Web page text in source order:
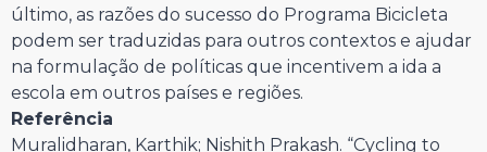
último, as razões do sucesso do Programa Bicicleta
podem ser traduzidas para outros contextos e ajudar
na formulação de políticas que incentivem a ida a
escola em outros países e regiões.
Referência
Muralidharan, Karthik; Nishith Prakash. “Cycling to